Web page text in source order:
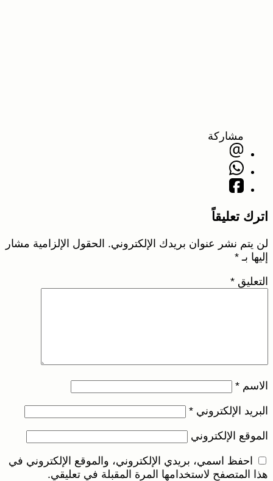
مشاركة
اترك تعليقاً
لن يتم نشر عنوان بريدك الإلكتروني. الحقول الإلزامية مشار
إليها بـ *
التعليق *
الاسم *
البريد الإلكتروني *
الموقع الإلكتروني
احفظ اسمي، بريدي الإلكتروني، والموقع الإلكتروني في
هذا المتصفح لاستخدامها المرة المقبلة في تعليقي.